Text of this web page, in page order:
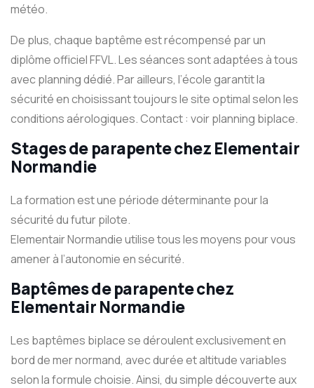
météo.
De plus, chaque baptême est récompensé par un
diplôme officiel FFVL. Les séances sont adaptées à tous
avec planning dédié. Par ailleurs, l’école garantit la
sécurité en choisissant toujours le site optimal selon les
conditions aérologiques. Contact : voir planning biplace.
Stages de parapentechez Elementair
Normandie
La formation est une période déterminante pour la
sécurité du futur pilote.
Elementair Normandie utilise tous les moyens pour vous
amener à l’autonomie en sécurité.
Baptêmes de parapentechez
Elementair Normandie
Les baptêmes biplace se déroulent exclusivement en
bord de mer normand, avec durée et altitude variables
selon la formule choisie. Ainsi, du simple découverte aux